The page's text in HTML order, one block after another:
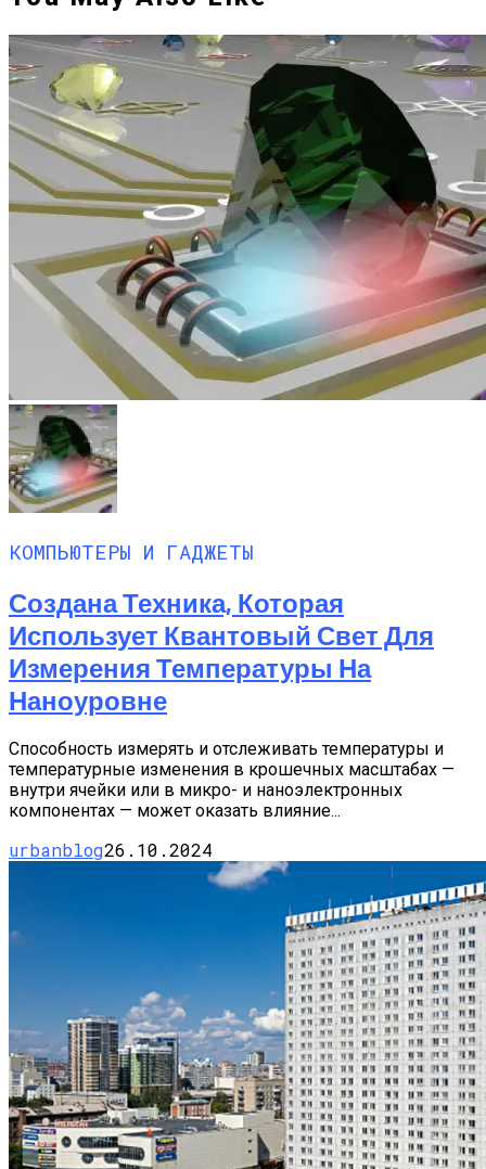
КОМПЬЮТЕРЫ И ГАДЖЕТЫ
Создана Техника, Которая
Использует Квантовый Свет Для
Измерения Температуры На
Наноуровне
Способность измерять и отслеживать температуры и
температурные изменения в крошечных масштабах —
внутри ячейки или в микро- и наноэлектронных
компонентах — может оказать влияние...
urbanblog26.10.2024